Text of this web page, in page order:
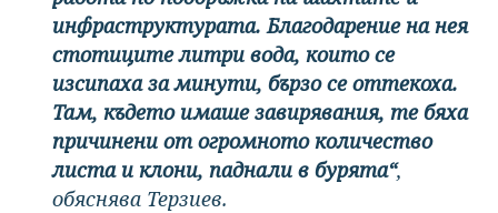
инфраструктурата. Благодарение на нея
стотиците литри вода, които се
изсипаха за минути, бързо се оттекоха.
Там, където имаше завирявания, те бяха
причинени от огромното количество
листа и клони, паднали в бурята“,
обяснява Терзиев.